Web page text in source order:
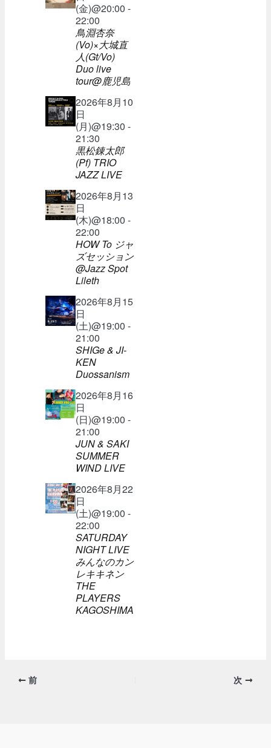
(金)@20:00 -
22:00
鳥淵杏奈
(Vo)×大城直
人(Gt/Vo)
Duo live
tour@鹿児島
2026年8月10
日
(月)@19:30 -
21:30
黒松錬太郎
(Pf) TRIO
JAZZ LIVE
2026年8月13
日
(木)@18:00 -
22:00
HOW To ジャ
ズセッション
@Jazz Spot
Lileth
2026年8月15
日
(土)@19:00 -
21:00
SHIGe & JI-
KEN
Duossanism
2026年8月16
日
(日)@19:00 -
21:00
JUN & SAKI
SUMMER
WIND LIVE
2026年8月22
日
(土)@19:00 -
22:00
SATURDAY
NIGHT LIVE
みんなのカン
レキキネン
THE
PLAYERS
KAGOSHIMA
前 次